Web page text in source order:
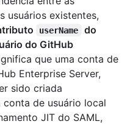
usuários existentes,
userName
do
do GitHub
que uma conta de
Enterprise Server,
sido criada
de usuário local
JIT do SAML,